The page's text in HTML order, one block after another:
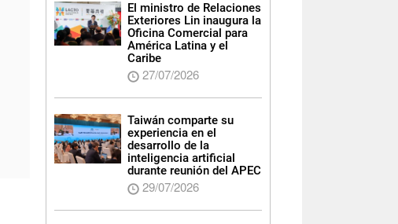
El ministro de Relaciones
Exteriores Lin inaugura la
Oficina Comercial para
América Latina y el
Caribe
27/07/2026
Taiwán comparte su
experiencia en el
desarrollo de la
inteligencia artificial
durante reunión del APEC
29/07/2026